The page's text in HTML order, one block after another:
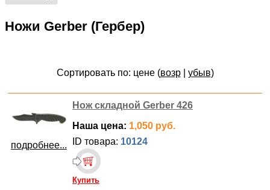
Ножи Gerber (Гербер)
Сортировать по: цене (возр| убыв)
подробнее...
Нож складной Gerber 426
Наша цена: 1,050 руб.
ID товара: 10124
Купить